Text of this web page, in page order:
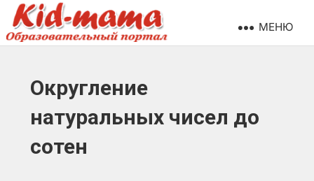
МЕНЮ
Округление
натуральных чисел до
сотен